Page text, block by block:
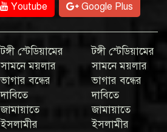
Youtube Google Plus
টঙ্গী স্টেডিয়ামের
সামনে ময়লার
ভাগার বন্ধের
দাবিতে
জামায়াতে
ইসলামীর
টঙ্গী স্টেডিয়ামের
সামনে ময়লার
ভাগার বন্ধের
দাবিতে
জামায়াতে
ইসলামীর